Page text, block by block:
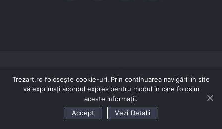
© Copyright 2016 SC TREZART SRL | Toate drepturile rezervate
0740-046.140 / 0758-067.111 TRIMITE EMAIL
Trezart.ro folosește cookie-uri. Prin continuarea navigării în site
vă exprimaţi acordul expres pentru modul în care folosim
aceste informaţii.
Accept
Vezi Detalii